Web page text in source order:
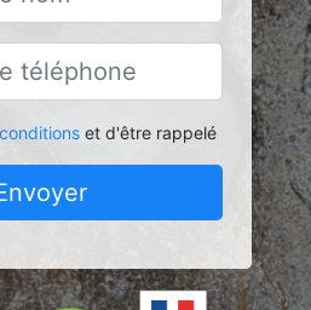
conditionset d'être rappelé